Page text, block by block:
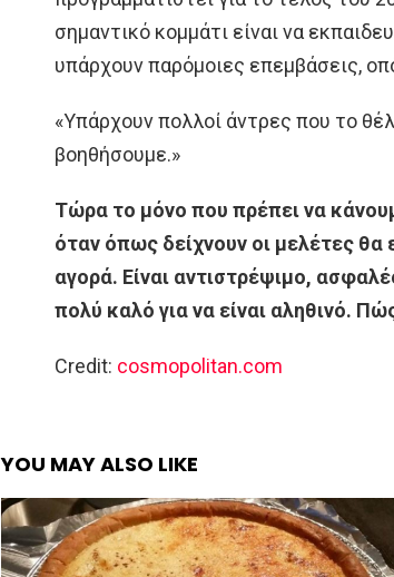
σημαντικό κομμάτι είναι να
υπάρχουν παρόμοιες επεμβάσεις,
«Υπάρχουν πολλοί άντρες που το
βοηθήσουμε.»
Τώρα το μόνο που πρέπει να
όταν όπως δείχνουν οι μελέτες θα
αγορά. Είναι αντιστρέψιμο,
πολύ καλό για να είναι αληθινό.
Credit: cosmopolitan.com
YOU MAY ALSO LIKE